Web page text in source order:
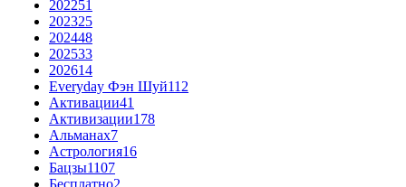
202251
202325
202448
202533
202614
Everyday Фэн Шуй112
Активации41
Активизации178
Альманах7
Астрология16
Бацзы1107